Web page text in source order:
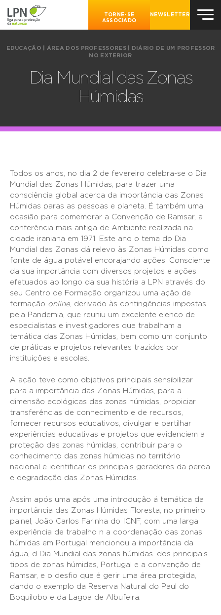
TORNE-SE
ASSOCIADO
NEWSLETTER
EDUCAÇÃO ÁREA DOS PROFESSORES|
DIÁRIO DE UM PROFESSOR
NO EXTERIOR
Dia Mundial das Zonas
Húmidas
Todos os anos, no dia 2 de fevereiro celebra-se o Dia
Mundial das Zonas Húmidas, para trazer uma
consciência global acerca da importância das Zonas
Húmidas paras as pessoas e planeta. É também uma
ocasião para comemorar a Convenção de Ramsar, a
conferência mais antiga de Ambiente realizada na
cidade iraniana em 1971. Este ano o tema do Dia
Mundial das Zonas dá relevo às Zonas Húmidas como
fonte de água potável encorajando ações. Consciente
da sua importância com diversos projetos e ações
efetuados ao longo da sua história a LPN através do
seu Centro de Formação organizou uma ação de
formação online, derivado às contingências impostas
pela Pandemia, que reuniu um excelente elenco de
especialistas e investigadores que trabalham a
temática das Zonas Húmidas, bem como um conjunto
de práticas e projetos relevantes trazidos por
instituições e escolas.
A ação teve como objetivos principais sensibilizar
para a importância das Zonas Húmidas, para a
dimensão ecológicas das zonas húmidas, propiciar
transferências de conhecimento e de recursos,
fornecer recursos educativos, divulgar e partilhar
experiências educativas e projetos que evidenciem a
proteção das zonas húmidas, contribuir para o
conhecimento das zonas húmidas no território
nacional e identificar os principais geradores da perda
e degradação das Zonas Húmidas.
Assim após uma após uma introdução á temática da
importância das Zonas Húmidas Floresta, no primeiro
painel, João Carlos Farinha do ICNF, com uma larga
experiência de trabalho n a coordenação das zonas
húmidas em Portugal mencionou a importância da
água, d Dia Mundial das zonas húmidas. dos principais
tipos de zonas húmidas, Portugal e a convenção de
Ramsar, e o desfio que é gerir uma área protegida,
dando o exemplo da Reserva Natural do Paul do
Boquilobo e da Lagoa de Albufeira.